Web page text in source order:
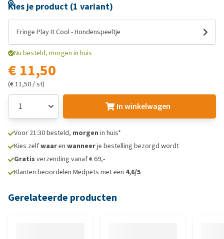
Kies je product (1 variant)
Fringe Play It Cool - Hondenspeeltje
Nu besteld, morgen in huis
€ 11,50
(€ 11,50 / st)
In winkelwagen
Voor 21:30 besteld, morgen in huis*
Kies zelfwaaren wanneerje bestelling bezorgd wordt
Gratis verzending vanaf € 69,-
Klanten beoordelen Medpets met een 4,6/5
Gerelateerde producten